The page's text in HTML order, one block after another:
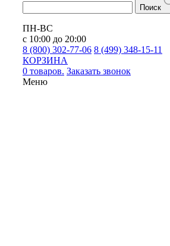
Поиск
ПН-ВС
с 10:00 до 20:00
8 (800) 302-77-06 8 (499) 348-15-11
КОРЗИНА
0 товаров. Заказать звонок
Меню